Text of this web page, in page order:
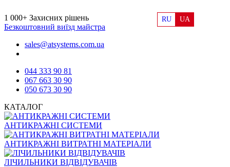
RU UA
1 000+ Захисних рішень
Безкоштовний виїзд майстра
sales@atsystems.com.ua
044 333 90 81
067 663 30 90
050 673 30 90
КАТАЛОГ
АНТИКРАЖНІ СИСТЕМИ
АНТИКРАЖНІ ВИТРАТНІ МАТЕРІАЛИ
ЛІЧИЛЬНИКИ ВІДВІДУВАЧІВ